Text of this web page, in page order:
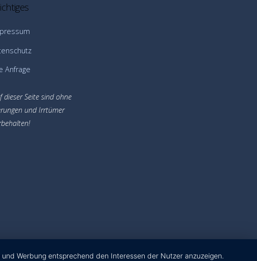
Anfrage
dieser Seite sind ohne
und Irrtümer
Werbung entsprechend den Interessen der Nutzer anzuzeigen.